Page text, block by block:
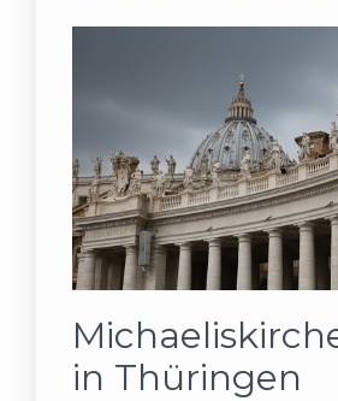
in Thüringen